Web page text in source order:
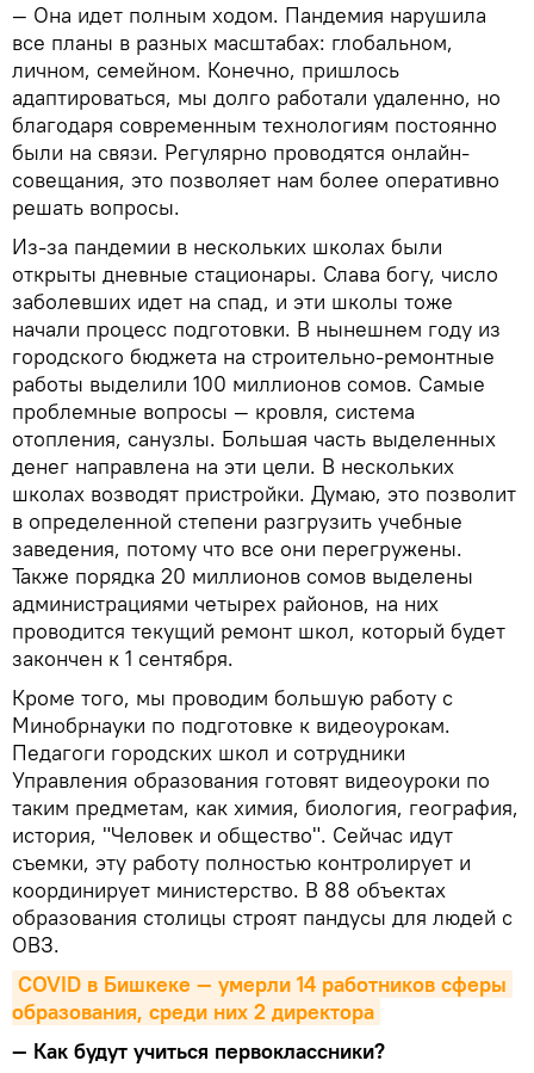
— Она идет полным ходом. Пандемия нарушила
все планы в разных масштабах: глобальном,
личном, семейном. Конечно, пришлось
адаптироваться, мы долго работали удаленно, но
благодаря современным технологиям постоянно
были на связи. Регулярно проводятся онлайн-
совещания, это позволяет нам более оперативно
решать вопросы.
Из-за пандемии в нескольких школах были
открыты дневные стационары. Слава богу, число
заболевших идет на спад, и эти школы тоже
начали процесс подготовки. В нынешнем году из
городского бюджета на строительно-ремонтные
работы выделили 100 миллионов сомов. Самые
проблемные вопросы — кровля, система
отопления, санузлы. Большая часть выделенных
денег направлена на эти цели. В нескольких
школах возводят пристройки. Думаю, это позволит
в определенной степени разгрузить учебные
заведения, потому что все они перегружены.
Также порядка 20 миллионов сомов выделены
администрациями четырех районов, на них
проводится текущий ремонт школ, который будет
закончен к 1 сентября.
Кроме того, мы проводим большую работу с
Минобрнауки по подготовке к видеоурокам.
Педагоги городских школ и сотрудники
Управления образования готовят видеоуроки по
таким предметам, как химия, биология, география,
история, "Человек и общество". Сейчас идут
съемки, эту работу полностью контролирует и
координирует министерство. В 88 объектах
образования столицы строят пандусы для людей с
ОВЗ.
COVID в Бишкеке — умерли 14 работников сферы
образования, среди них 2 директора
— Как будут учиться первоклассники?